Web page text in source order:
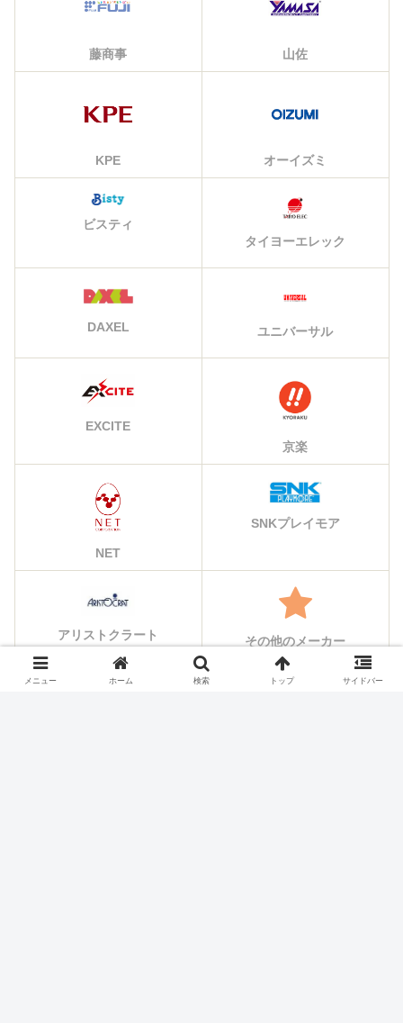
藤商事 山佐
KPE オーイズミ
ビスティ
タイヨーエレック
DAXEL ユニバーサル
EXCITE
京楽
NET
SNKプレイモア
アリストクラート その他のメーカー
メニュー ホーム 検索 トップ サイドバー